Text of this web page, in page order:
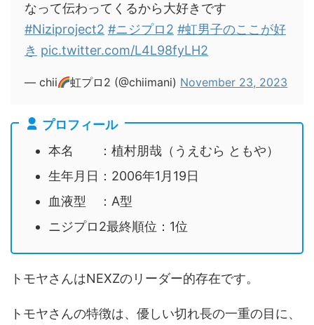
なって伝わってくるから大好きです
#Niziproject2 #ニジプロ2 #虹男子のここが好
き pic.twitter.com/L4L98fyLH2
— chii 虹プロ2 (@chiimani) November 23, 2023
プロフィール
本名 ：植村朋哉（うえむら ともや）
生年月日：2006年1月19日
血液型 ：A型
ニジプロ2最終順位：1位
トモヤさんはNEXZのリーダー的存在です。
トモヤさんの特徴は、優しい切れ長の一重の目に、